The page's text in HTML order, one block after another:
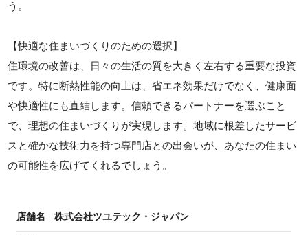
う。
【快適な住まいづくりのための選択】
住環境の改善は、日々の生活の質を大きく左右する重要な投資
です。特に断熱性能の向上は、省エネ効果だけでなく、健康面
や快適性にも直結します。信頼できるパートナーを選ぶこと
で、理想の住まいづくりが実現します。地域に根差したサービ
スと確かな技術力を持つ専門店との出会いが、あなたの住まい
の可能性を広げてくれるでしょう。
店舗名 株式会社ツユテック・ジャパン